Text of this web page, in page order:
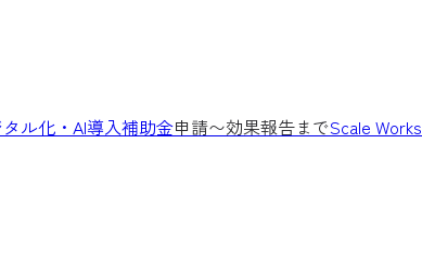
ル化・AI導入補助金申請〜効果報告までScale Works